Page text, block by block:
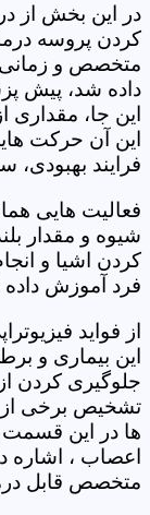
در این بخش از
کردن پروسه
متخصص و زمانی
داده شد، پیش
این جا، مقداری
این آن حرکت
فرایند
فعالیت هایی
شیوه و مقدار
کردن اشیا و
فرد آموزش
از فواید
این بیماری و
جلوگیری کردن
تشخیص برخی از
ها در این
اعصاب ، اشاره
متخصص قابل